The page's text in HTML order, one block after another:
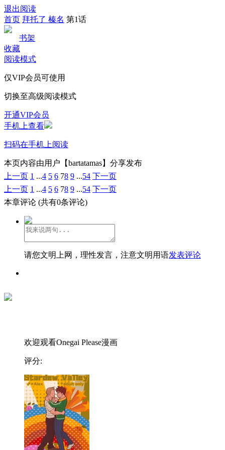
退出阅读
首页 拜托了 榛名 第1话
书架
收藏
阅读模式
仅VIP会员可使用
切换至高级阅读模式
开通VIP会员
手机上查看
扫码在手机上阅读
本页内容由用户【bartatamas】分享发布
上一页 1 ...4 5 6 78 9 ...54 下一页
上一页 1 ...4 5 6 78 9 ...54 下一页
本章评论 (共有0条评论)
请您文明上网，理性发言，注意文明用语发表评论
欢迎观看Onegai Please漫画
评分: